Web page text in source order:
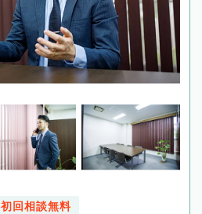
初回相談無料